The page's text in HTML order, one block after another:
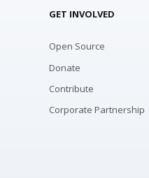
GET INVOLVED
Open Source
Donate
Contribute
Corporate Partnership